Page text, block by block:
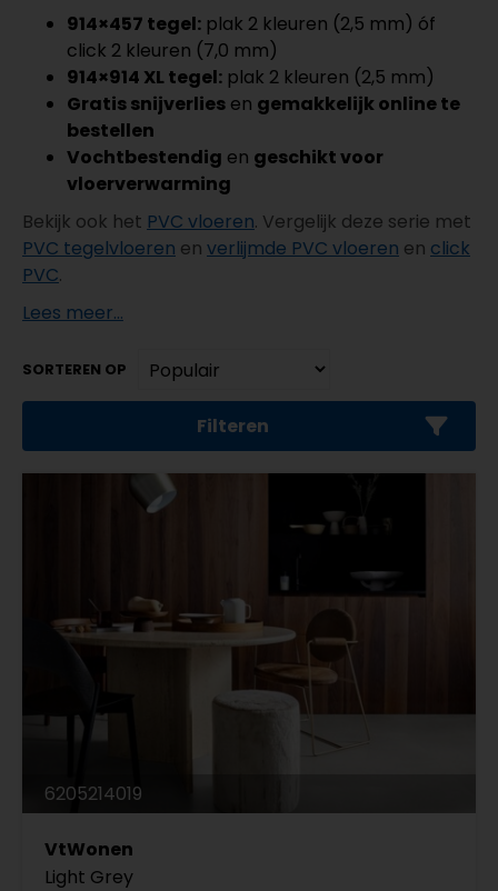
914×457 tegel: plak 2 kleuren (2,5 mm) óf
click 2 kleuren (7,0 mm)
914×914 XL tegel: plak 2 kleuren (2,5 mm)
Gratis snijverlies en gemakkelijk online te
bestellen
Vochtbestendig en geschikt voor
vloerverwarming
Bekijk ook het PVC vloeren. Vergelijk deze serie met
PVC tegelvloeren en verlijmde PVC vloeren en click
PVC.
Lees meer...
SORTEREN OP
Filteren
6205214019
VtWonen
Light Grey